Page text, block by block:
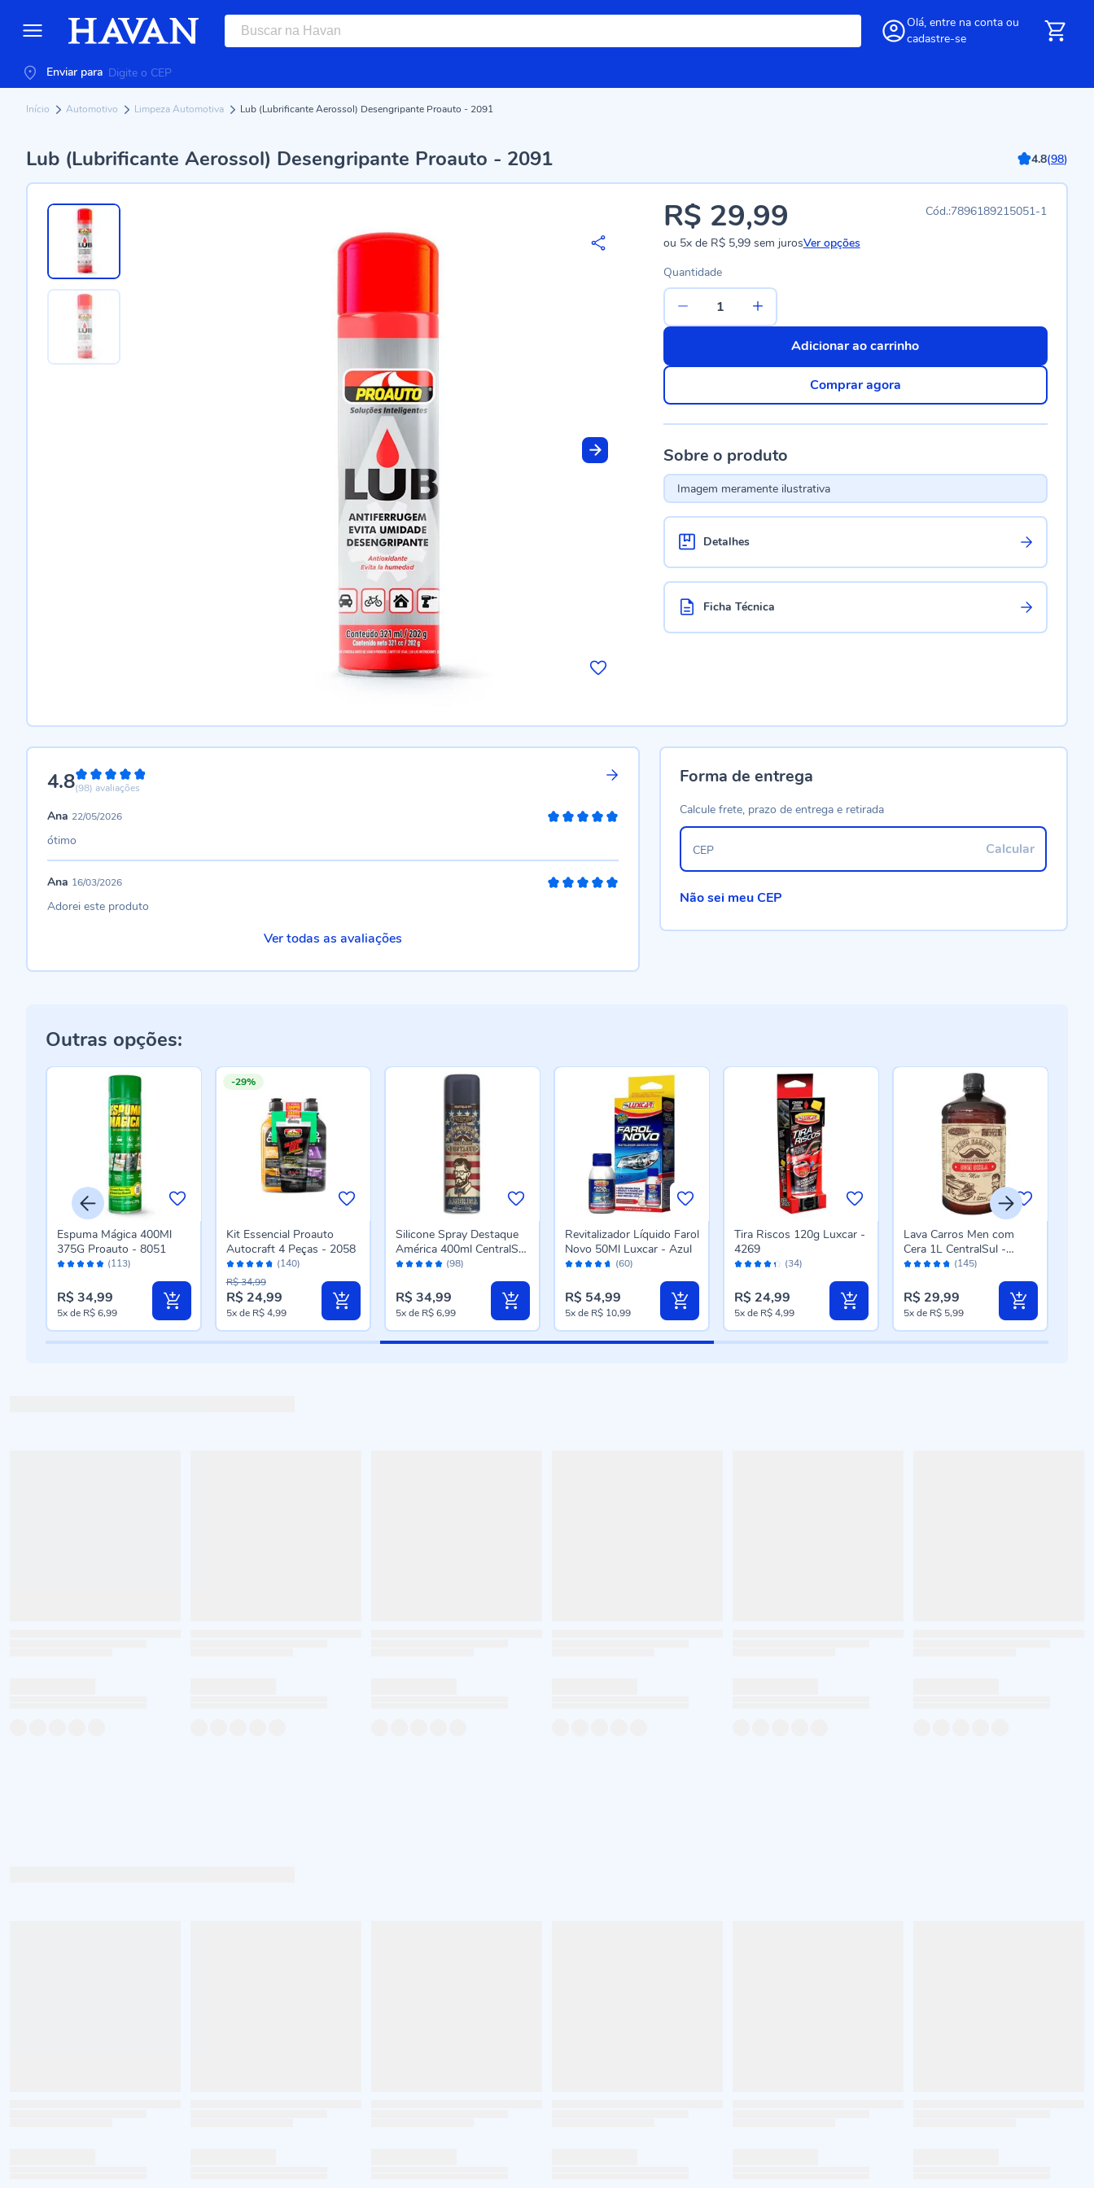
Olá, entre na conta ou
cadastre-se
Enviar para
Início Automotivo Limpeza Automotiva Lub (Lubrificante Aerossol) Desengripante Proauto - 2091
Lub (Lubrificante Aerossol) Desengripante Proauto - 2091 4.8(98)
7896189215051-1
R$ 29,99
ou 5xde R$ 5,99sem jurosVer opções
Quantidade
Adicionar ao carrinho
Comprar agora
Sobre o produto
Imagem meramente ilustrativa
Detalhes
Ficha Técnica
4.896%
(98) avaliações
Ana 22/05/2026
ótimo
Ana 16/03/2026
Adorei este produto
Ver todas as avaliações
Forma de entrega
Calcule frete, prazo de entrega e retirada
Calcular
CEP
Não sei meu CEP
Outras opções:
Avaliação: (113)
Espuma Mágica 400Ml
375G Proauto - 8051
R$ 34,99
5xde R$ 6,99
-29%
Avaliação:
94%
(140)
Kit Essencial Proauto
Autocraft 4 Peças - 2058
Preço
especial
R$ 24,99
R$ 34,99
5xde R$ 4,99
Avaliação: (98)
Silicone Spray Destaque
América 400ml CentralSul
- Men
R$ 34,99
5xde R$ 6,99
Avaliação: (60)
Revitalizador Líquido Farol
Novo 50Ml Luxcar - Azul
R$ 54,99
5xde R$ 10,99
Avaliação: (34)
Tira Riscos 120g Luxcar -
4269
R$ 24,99
5xde R$ 4,99
Avaliação: (145)
Lava Carros Men com
Cera 1L CentralSul -
153753
R$ 29,99
5xde R$ 5,99